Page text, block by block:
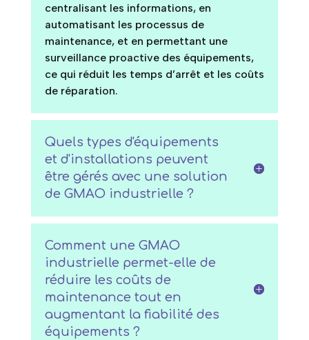
centralisant les informations, en
automatisant les processus de
maintenance, et en permettant une
surveillance proactive des équipements,
ce qui réduit les temps d’arrêt et les coûts
de réparation.
Quels types d'équipements
et d'installations peuvent
être gérés avec une solution
de GMAO industrielle ?
Comment une GMAO
industrielle permet-elle de
réduire les coûts de
maintenance tout en
augmentant la fiabilité des
équipements ?